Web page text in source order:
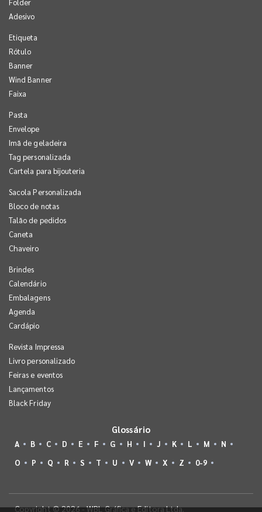
Folder
Adesivo
Etiqueta
Rótulo
Banner
Wind Banner
Faixa
Pasta
Envelope
Imã de geladeira
Tag personalizada
Cartela para bijouteria
Sacola Personalizada
Bloco de notas
Talão de pedidos
Caneta
Chaveiro
Brindes
Calendário
Embalagens
Agenda
Cardápio
Revista Impressa
Livro personalizado
Feiras e eventos
Lançamentos
Black Friday
Glossário
A B C D E F G H I J K L M
N
O
P Q R S T U V W X Z 0-9
Copyright © 2026 - WBL Gráfica e Editora Ltda.